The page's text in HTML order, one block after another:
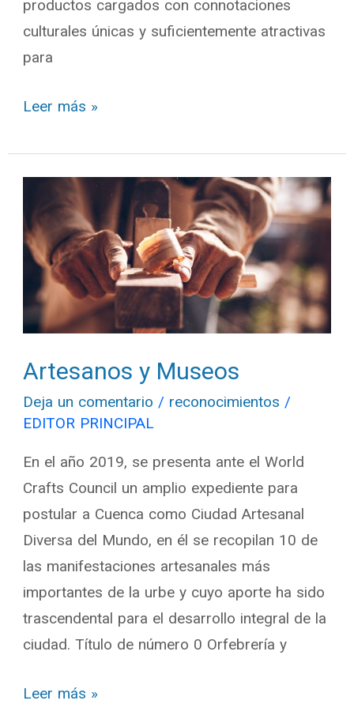
productos cargados con connotaciones
culturales únicas y suficientemente atractivas
para
Leer más »
Artesanos y Museos
Deja un comentario / reconocimientos /
EDITOR PRINCIPAL
En el año 2019, se presenta ante el World
Crafts Council un amplio expediente para
postular a Cuenca como Ciudad Artesanal
Diversa del Mundo, en él se recopilan 10 de
las manifestaciones artesanales más
importantes de la urbe y cuyo aporte ha sido
trascendental para el desarrollo integral de la
ciudad. Título de número 0 Orfebrería y
Artesanos
y
Museos
Leer más »